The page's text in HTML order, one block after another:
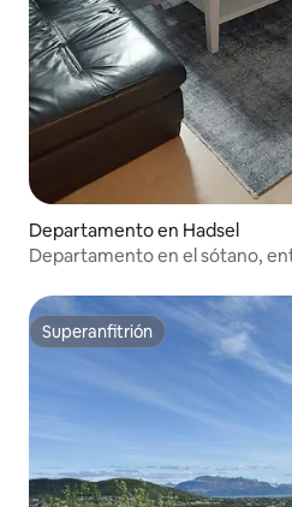
Departamento en Hadsel
Departamento en el sótano,
Superanfitrión
Superanfitrión